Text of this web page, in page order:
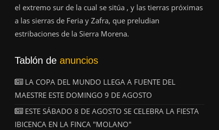
el extremo sur de la cual se sitúa , y las tierras próximas
a las sierras de Feria y Zafra, que preludian
estribaciones de la Sierra Morena.
Tablón de anuncios
LA COPA DEL MUNDO LLEGA A FUENTE DEL
MAESTRE ESTE DOMINGO 9 DE AGOSTO
ESTE SÁBADO 8 DE AGOSTO SE CELEBRA LA FIESTA
IBICENCA EN LA FINCA "MOLANO"